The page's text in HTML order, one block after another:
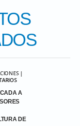
|
A
DE